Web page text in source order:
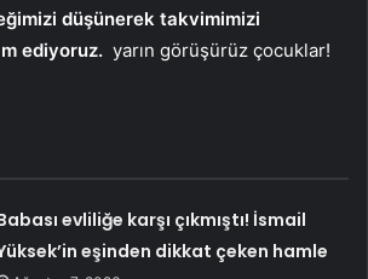
düşünerek takvimimizi
ediyoruz. yarın görüşürüz çocuklar!
evliliğe karşı çıkmıştı! İsmail
eşinden dikkat çeken hamle